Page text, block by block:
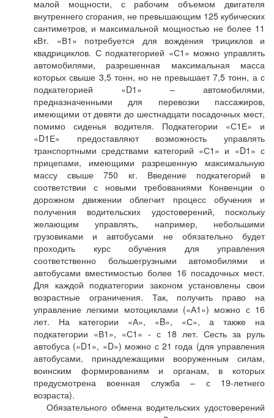
малой мощности, с рабочим объемом двигателя
внутреннего сгорания, не превышающим 125 кубических
сантиметров, и максимальной мощностью не более 11
кВт. «В1» потребуется для вождения трициклов и
квадрициклов. С подкатегорией «С1» можно управлять
автомобилями, разрешенная максимальная масса
которых свыше 3,5 тонн, но не превышает 7,5 тонн, а с
подкатегорией «D1» – автомобилями,
предназначенными для перевозки пассажиров,
имеющими от девяти до шестнадцати посадочных мест,
помимо сиденья водителя. Подкатегории «С1Е» и
«D1Е» предоставляют возможность управлять
транспортными средствами категорий «С1» и «D1» с
прицепами, имеющими разрешенную максимальную
массу свыше 750 кг. Введение подкатегорий в
соответствии с новыми требованиями Конвенции о
дорожном движении облегчит процесс обучения и
получения водительских удостоверений, поскольку
желающим управлять, например, небольшими
грузовиками и автобусами не обязательно будет
проходить курс обучения для управления
соответственно большегрузными автомобилями и
автобусами вместимостью более 16 посадочных мест.
Для каждой подкатегории законом установлены свои
возрастные ограничения. Так, получить право на
управление легкими мотоциклами («А1») можно с 16
лет. На категории «А», «B», «С», а также на
подкатегории «В1», «С1» - с 18 лет. Сесть за руль
автобуса («D1», «D») можно с 21 года (для управления
автобусами, принадлежащими вооруженным силам,
воинским формированиям и органам, в которых
предусмотрена военная служба – с 19-летнего
возраста).
Обязательного обмена водительских удостоверений